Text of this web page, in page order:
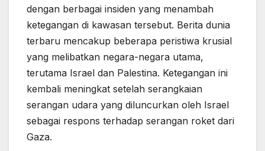
dengan berbagai insiden yang menambah
ketegangan di kawasan tersebut. Berita dunia
terbaru mencakup beberapa peristiwa krusial
yang melibatkan negara-negara utama,
terutama Israel dan Palestina. Ketegangan ini
kembali meningkat setelah serangkaian
serangan udara yang diluncurkan oleh Israel
sebagai respons terhadap serangan roket dari
Gaza.